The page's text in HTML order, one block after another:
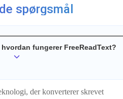
spørgsmål
fungerer FreeReadText?
der konverterer skrevet